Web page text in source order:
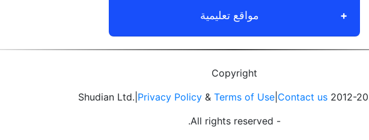
مواقع تعليمية
Copyright
Privacy Policy & Terms of Use Contact us
- All rights reserved.